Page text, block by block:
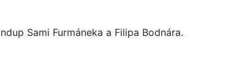
Sami Furmáneka a Filipa Bodnára.